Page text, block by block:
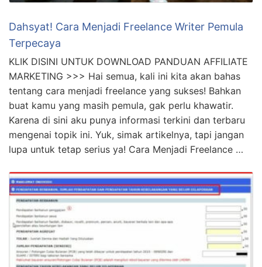
Dahsyat! Cara Menjadi Freelance Writer Pemula
Terpecaya
KLIK DISINI UNTUK DOWNLOAD PANDUAN AFFILIATE
MARKETING >>> Hai semua, kali ini kita akan bahas
tentang cara menjadi freelance yang sukses! Bahkan
buat kamu yang masih pemula, gak perlu khawatir.
Karena di sini aku punya informasi terkini dan terbaru
mengenai topik ini. Yuk, simak artikelnya, tapi jangan
lupa untuk tetap serius ya! Cara Menjadi Freelance …